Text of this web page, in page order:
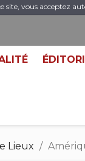
site, vous acceptez
Lieux